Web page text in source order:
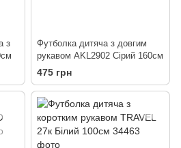
з
Футболка дитяча з довгим
рукавом AKL2902 Сірий 160см
475 грн